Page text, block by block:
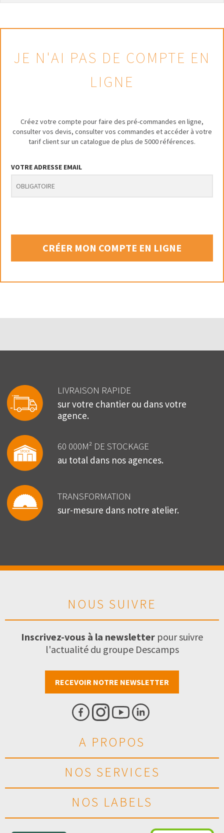
JE N'AI PAS DE COMPTE EN
LIGNE
Créez votre compte pour faire des pré-commandes en ligne,
consulter vos devis, consulter vos commandes et accéder à votre
tarif client sur un catalogue de plus de 5000 références.
VOTRE ADRESSE EMAIL
CRÉER MON COMPTE EN LIGNE
LIVRAISON RAPIDE
sur votre chantier ou dans votre
agence.
60 000M² DE STOCKAGE
au total dans nos agences.
TRANSFORMATION
sur-mesure dans notre atelier.
NOUS SUIVRE
Inscrivez-vous à la newsletter pour suivre
l'actualité du groupe Descamps
RECEVOIR NOTRE NEWSLETTER
A PROPOS
NOS SERVICES
NOS LABELS